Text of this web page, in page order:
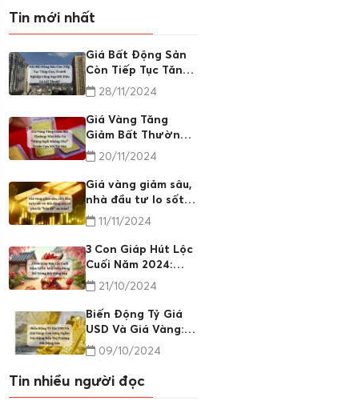
Tin mới nhất
Giá Bất Động Sản
Còn Tiếp Tục Tăng
Cao, Doanh Nghiệp
Cũng Sụp Đổ: Đâu
Là Lối Thoát?
28/11/2024
Giá Vàng Tăng
Giảm Bất Thường:
Nhà Đầu Tư "Đứng
Ngồi Không Yên"
Trước Cơn Sốt Tài
Sản
20/11/2024
Giá vàng giảm sâu,
nhà đầu tư lo sốt
vó: Bất động sản có
phải là "bến đỗ" an
toàn?
11/11/2024
3 Con Giáp Hút Lộc
Cuối Năm 2024:
May Mắn Bùng Nổ
Trong Bất Động
Sản
21/10/2024
Biến Động Tỷ Giá
USD Và Giá Vàng:
Cơn Sóng Ngầm
Tác Động Đến Thị
Trường Bất Động
Sản
09/10/2024
Tin nhiều người đọc